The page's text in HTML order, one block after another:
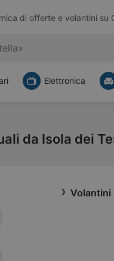
di offerte e volantini su
Elettronica
da Isola dei
Volantini